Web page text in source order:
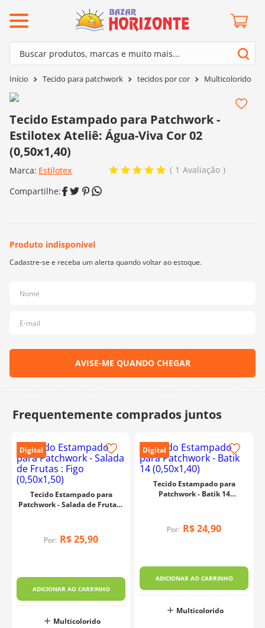
Buscar produtos, marcas e muito mais...
Tecido para patchwork tecidos por cor Multicolorido
Tecido Estampado para Patchwork -
Estilotex Ateliê: Água-Viva Cor 02
(0,50x1,40)
Marca: Estilotex 1 Avaliação
Digital
Tecido Estampado para
Patchwork - Salada de Frutas :
Por: R$25,90
ADICIONAR AO CARRINHO
Multicolorido
Digital
Tecido Estampado para
Patchwork - Batik 14
Por: R$24,90
ADICIONAR AO CARRINHO
Multicolorido
Termos mais buscados
3º agulha crochê
4º kit amigurumi
5º lã cisne
6º batik
9
mais buscados
barroco
mollet
agulha crochê
kit amigurumi
lã cisne
dmc